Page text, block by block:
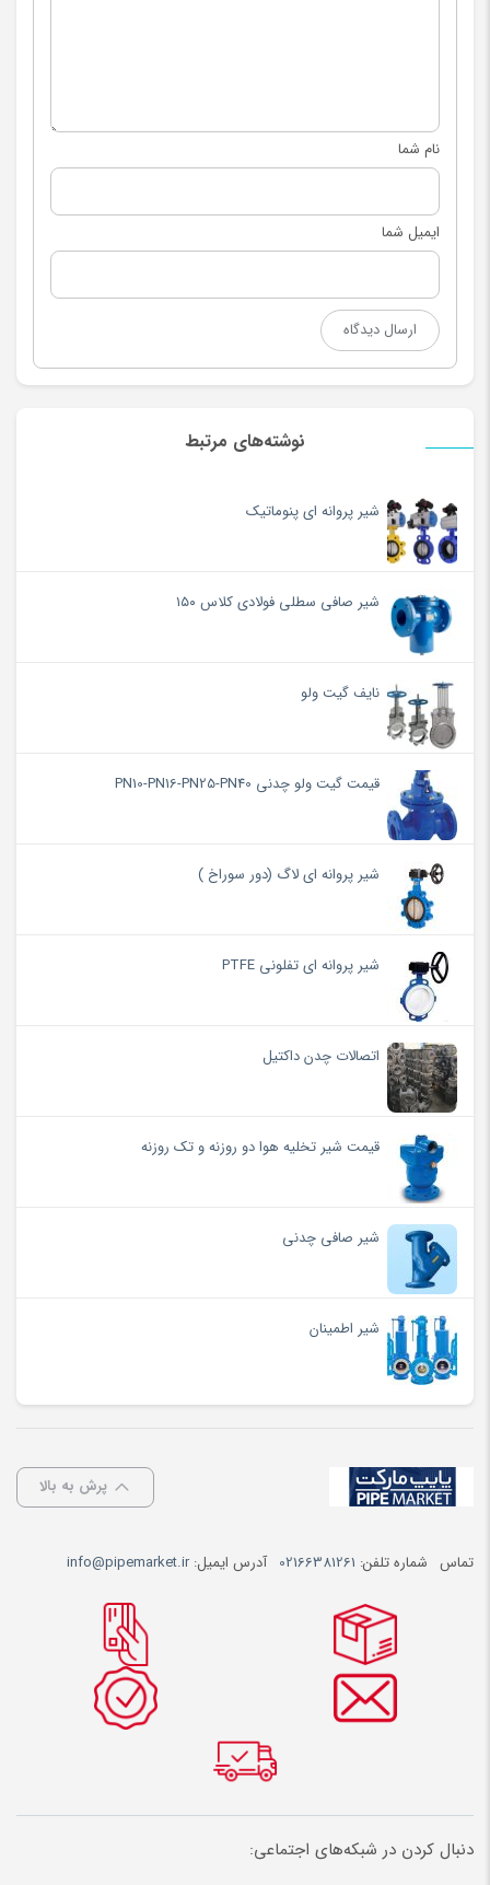
نوشته‌های مرتبط
شیر پروانه ای پنوماتیک
شیر صافی سطلی فولادی کلاس ۱۵۰
نایف گیت ولو
قیمت گیت ولو چدنی PN10-PN16-PN25-PN40
شیر پروانه ای لاگ (دور سوراخ )
شیر پروانه ای تفلونی PTFE
اتصالات چدن داکتیل
قیمت شیر تخلیه هوا دو روزنه و تک روزنه
شیر صافی چدنی
شیر اطمینان
نام شما
ایمیل شما
پرش به بالا
تماس شماره تلفن: 02166381261 آدرس ایمیل:info@pipemarket.ir
دنبال کردن در شبکه‌های اجتماعی: